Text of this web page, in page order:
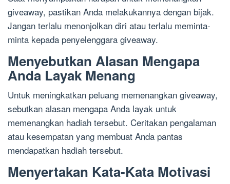
giveaway, pastikan Anda melakukannya dengan bijak.
Jangan terlalu menonjolkan diri atau terlalu meminta-
minta kepada penyelenggara giveaway.
Menyebutkan Alasan Mengapa
Anda Layak Menang
Untuk meningkatkan peluang memenangkan giveaway,
sebutkan alasan mengapa Anda layak untuk
memenangkan hadiah tersebut. Ceritakan pengalaman
atau kesempatan yang membuat Anda pantas
mendapatkan hadiah tersebut.
Menyertakan Kata-Kata Motivasi